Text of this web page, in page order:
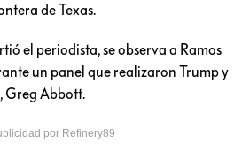
de Texas.
el periodista, se observa a Ramos
un panel que realizaron Trump y
Greg Abbott.
por Refinery89